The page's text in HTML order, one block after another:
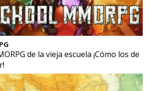
de la vieja escuela ¡Cómo los de